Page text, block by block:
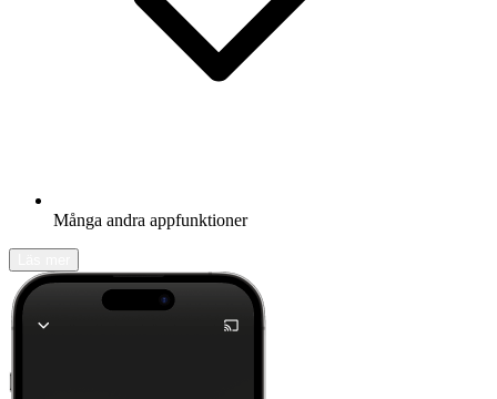
Många andra appfunktioner